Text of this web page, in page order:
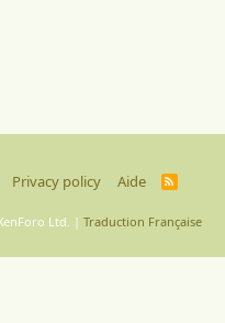
Privacy policy Aide
R
Ltd. | Traduction Française